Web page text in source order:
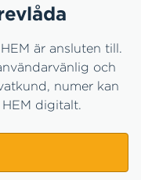
är ansluten till.
och
numer kan
digitalt.